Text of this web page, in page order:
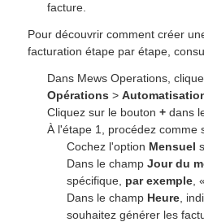
facture.
Pour découvrir comment créer
facturation étape par étape,
Dans Mews Operations,
Opérations >
Cliquez sur le bouton+ dans
À l'étape 1, procédez comme
Cochez l'option Mensuel
Dans le champJour du
spécifique, par exemple ,
Dans le champ Heure ,
souhaitez générer les